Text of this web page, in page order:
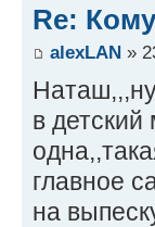
Re:
alexLAN »
в детский
главное
на